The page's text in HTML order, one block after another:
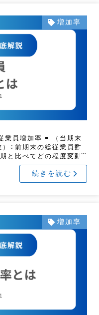
増加率
業員増加率 = （当期末
÷前期末の総従業員数
と比べてどの程度変動
ラスであ […]
続きを読む
増加率